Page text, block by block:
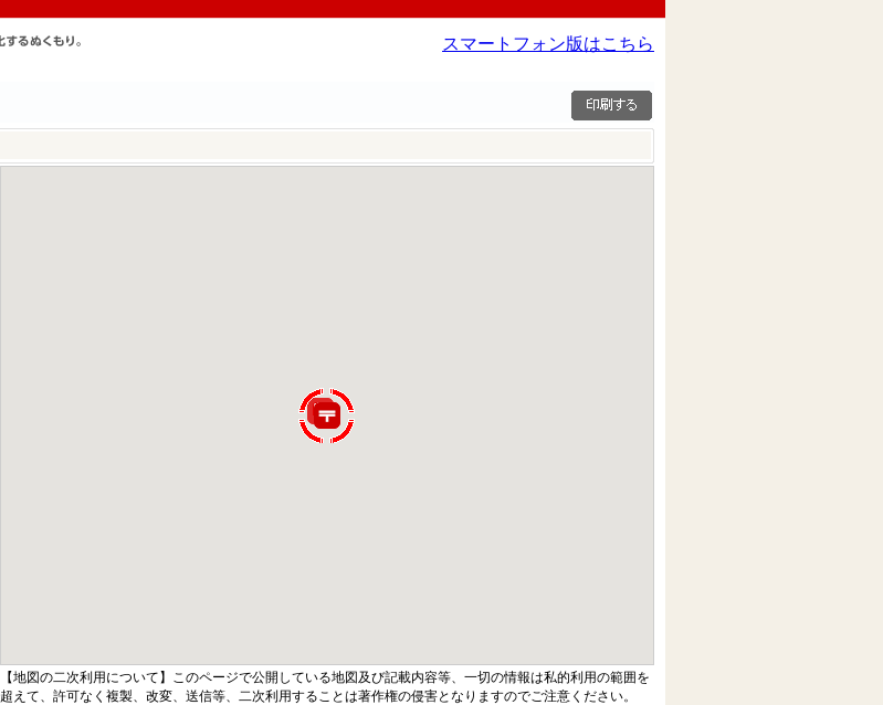
スマートフォン版はこちら
【地図の二次利用について】このページで公開している地図及び記載内容等、一切の情報は私的利用の範囲を
超えて、許可なく複製、改変、送信等、二次利用することは著作権の侵害となりますのでご注意ください。